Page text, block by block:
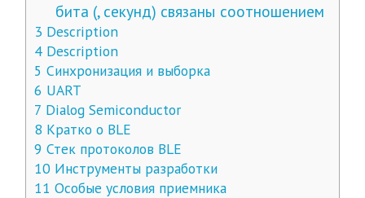
бита (, секунд) связаны соотношением
3 Description
4Description
5 Синхронизация и выборка
6 UART
7 Dialog Semiconductor
8 Кратко о BLE
9 Стек протоколов BLE
10Инструменты разработки
11 Особые условия приемника